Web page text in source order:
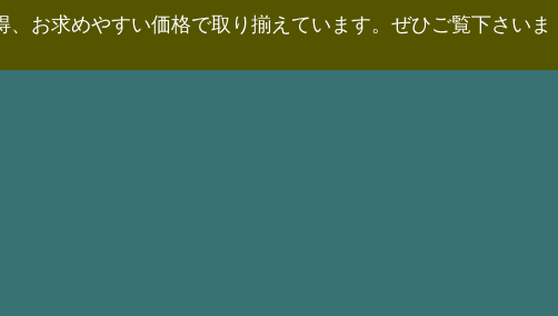
お求めやすい価格で取り揃えています。ぜひご覧下さいま